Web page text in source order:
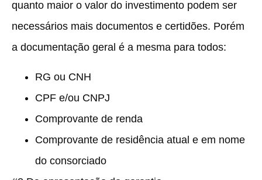
quanto maior o valor do investimento podem ser
necessários mais documentos e certidões. Porém
a documentação geral é a mesma para todos:
RG ou CNH
CPF e/ou CNPJ
Comprovante de renda
Comprovante de residência atual e em nome
do consorciado